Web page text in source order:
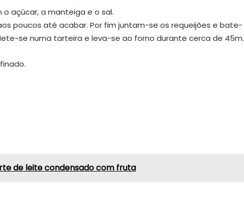
açúcar, a manteiga e o sal.
poucos até acabar. Por fim juntam-se os requeijões e bate-
se numa tarteira e leva-se ao forno durante cerca de 45m.
de leite condensado com fruta